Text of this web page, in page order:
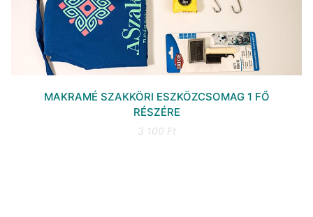
MAKRAMÉ SZAKKÖRI ESZKÖZCSOMAG 1 FŐ
RÉSZÉRE
3 100 Ft